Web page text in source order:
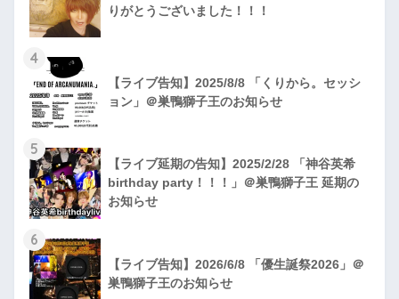
りがとうございました！！！
4
【ライブ告知】2025/8/8 「くりから。セッシ
ョン」＠巣鴨獅子王のお知らせ
5
【ライブ延期の告知】2025/2/28 「神谷英希
birthday party！！！」＠巣鴨獅子王 延期の
お知らせ
6
【ライブ告知】2026/6/8 「優生誕祭2026」＠
巣鴨獅子王のお知らせ